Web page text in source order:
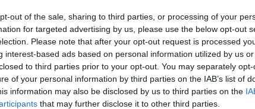
out of the sale, sharing to third parties, or processing of your
for targeted advertising by us, please use the below opt-out
Please note that after your opt-out request is processed
interest-based ads based on personal information utilized by us
to third parties prior to your opt-out. You may separately
of your personal information by third parties on the IAB’s list of
information may also be disclosed by us to third parties on the
that may further disclose it to other third parties.
(1971)